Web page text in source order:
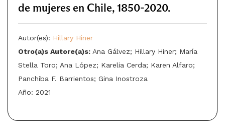
de mujeres en Chile, 1850-2020.
Autor(es): Hillary Hiner
Otro(a)s Autore(a)s: Ana Gálvez; Hillary Hiner; María
Stella Toro; Ana López; Karelia Cerda; Karen Alfaro;
Panchiba F. Barrientos; Gina Inostroza
Año: 2021